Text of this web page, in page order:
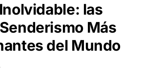
las
Más
del Mundo